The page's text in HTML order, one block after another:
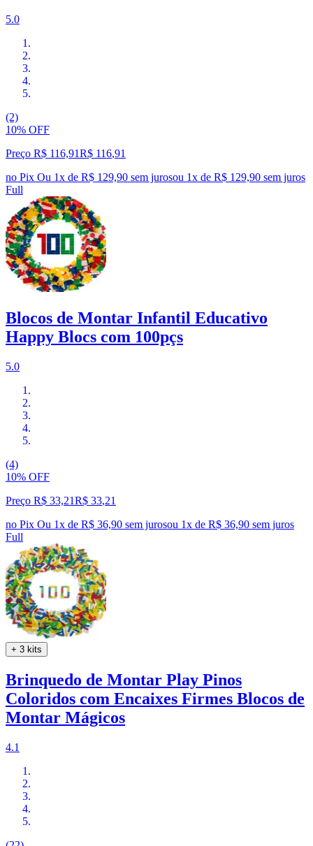
5.0
(2)
10% OFF
Preço R$ 116,91R$ 116,91
no Pix Ou 1x de R$ 129,90 sem jurosou 1x de R$ 129,90 sem juros
Full
Blocos de Montar Infantil Educativo
Happy Blocs com 100pçs
5.0
(4)
10% OFF
Preço R$ 33,21R$ 33,21
no Pix Ou 1x de R$ 36,90 sem jurosou 1x de R$ 36,90 sem juros
Full
+ 3 kits
Brinquedo de Montar Play Pinos
Coloridos com Encaixes Firmes Blocos de
Montar Mágicos
4.1